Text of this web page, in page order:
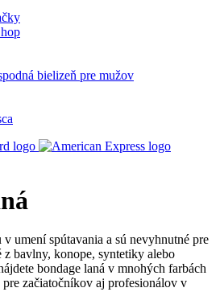
bielizeň pre mužov
umení spútavania a sú nevyhnutné pre
bavlny, konope, syntetiky alebo
bondage laná v mnohých farbách
začiatočníkov aj profesionálov v